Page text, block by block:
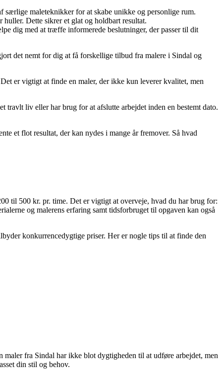
maleteknikker for at skabe unikke og personlige rum.
Dette sikrer et glat og holdbart resultat.
dig med at træffe informerede beslutninger, der passer til dit
det nemt for dig at få forskellige tilbud fra malere i Sindal og
er vigtigt at finde en maler, der ikke kun leverer kvalitet, men
liv eller har brug for at afslutte arbejdet inden en bestemt dato.
et flot resultat, der kan nydes i mange år fremover. Så hvad
til 500 kr. pr. time. Det er vigtigt at overveje, hvad du har brug for:
og malerens erfaring samt tidsforbruget til opgaven kan også
konkurrencedygtige priser. Her er nogle tips til at finde den
fra Sindal har ikke blot dygtigheden til at udføre arbejdet, men
din stil og behov.